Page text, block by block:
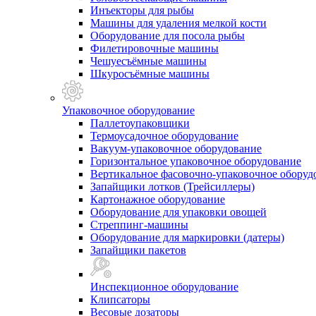
Инъекторы для рыбы
Машины для удаления мелкой кости
Оборудование для посола рыбы
Филетировочные машины
Чешуесъёмные машины
Шкуросъёмные машины
Упаковочное оборудование
Паллетоупаковщики
Термоусадочное оборудование
Вакуум-упаковочное оборудование
Горизонтальное упаковочное оборудование
Вертикальное фасовочно-упаковочное
Запайщики лотков (Трейсиллеры)
Картонажное оборудование
Оборудование для упаковки овощей
Стреппинг-машины
Оборудование для маркировки (датеры)
Запайщики пакетов
Инспекционное оборудование
Клипсаторы
Весовые дозаторы